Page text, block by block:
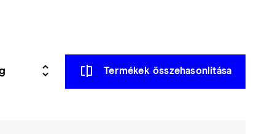
Termékek összehasonlítása